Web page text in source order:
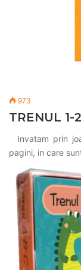
973
TRENUL
Invatam prin
pagini, in care